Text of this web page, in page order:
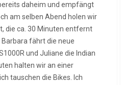
daheim und empfängt
am selben Abend holen wir
die ca. 30 Minuten entfernt
fährt die neue
und Juliane die Indian
halten wir an einer
tauschen die Bikes. Ich